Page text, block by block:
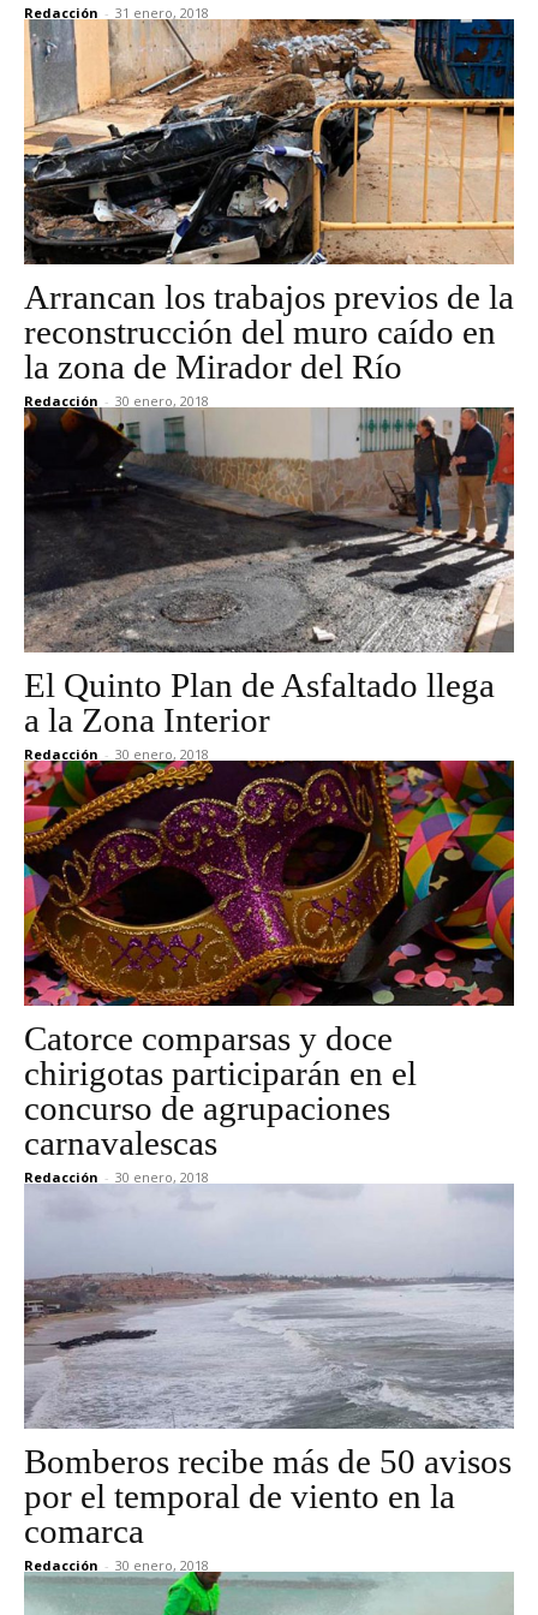
Redacción - 31 enero, 2018
Arrancan los trabajos previos de la
reconstrucción del muro caído en
la zona de Mirador del Río
Redacción - 30 enero, 2018
El Quinto Plan de Asfaltado llega
a la Zona Interior
Redacción - 30 enero, 2018
Catorce comparsas y doce
chirigotas participarán en el
concurso de agrupaciones
carnavalescas
Redacción - 30 enero, 2018
Bomberos recibe más de 50 avisos
por el temporal de viento en la
comarca
Redacción - 30 enero, 2018